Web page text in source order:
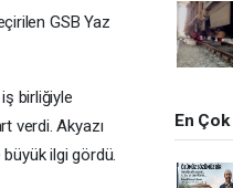
GSB Yaz
iş birliğiyle
verdi. Akyazı
büyük ilgi gördü.
En